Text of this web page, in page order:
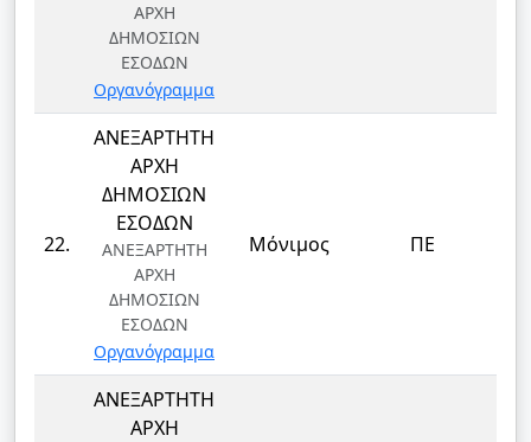
ΑΡΧΗ
ΔΗΜΟΣΙΩΝ
ΕΣΟΔΩΝ
Οργανόγραμμα
22.
ΑΝΕΞΑΡΤΗΤΗ
ΑΡΧΗ
ΔΗΜΟΣΙΩΝ
ΕΣΟΔΩΝ
ΑΝΕΞΑΡΤΗΤΗ
ΑΡΧΗ
ΔΗΜΟΣΙΩΝ
ΕΣΟΔΩΝ
Οργανόγραμμα
Μόνιμος ΠΕ
ΑΝΕΞΑΡΤΗΤΗ
ΑΡΧΗ